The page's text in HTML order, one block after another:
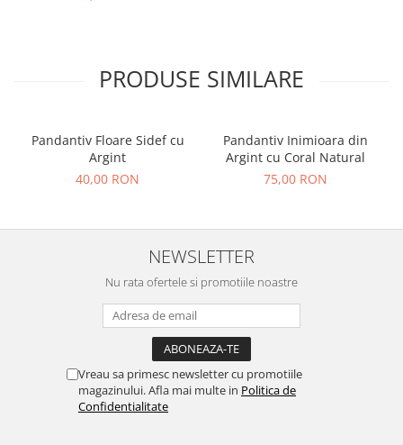
PRODUSE SIMILARE
Pandantiv Floare Sidef cu
Argint
40,00 RON
Pandantiv Inimioara din
Argint cu Coral Natural
75,00 RON
NEWSLETTER
Nu rata ofertele si promotiile noastre
Vreau sa primesc newsletter cu promotiile
magazinului. Afla mai multe in Politica de
Confidentialitate